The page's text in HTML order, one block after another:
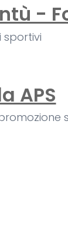
-
sportivi
APS